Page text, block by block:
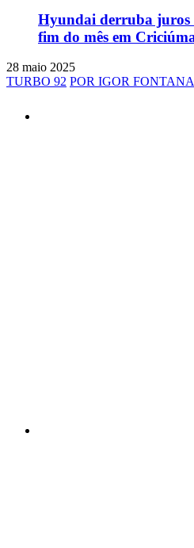
Hyundai derruba juros
fim do mês em
28 maio 2025
TURBO 92 POR IGOR FONTANA